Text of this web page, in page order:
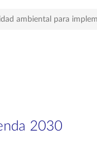
ambiental para
2030